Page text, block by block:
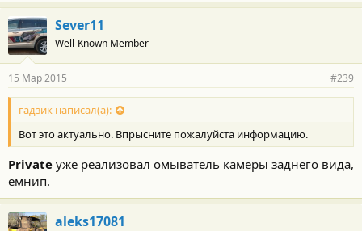
Sever11
Well-Known Member
15 Мар 2015 #239
гадзик написал(а):
Вот это актуально. Впрысните пожалуйста информацию.
Private уже реализовал омыватель камеры заднего вида,
емнип.
aleks17081